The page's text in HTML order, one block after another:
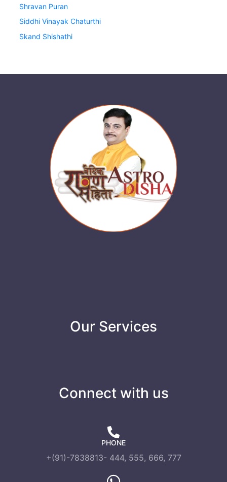
Shravan Puran
Siddhi Vinayak Chaturthi
Skand Shishathi
Our Services
Connect with us
PHONE
+(91)-7838813- 444, 555, 666, 777